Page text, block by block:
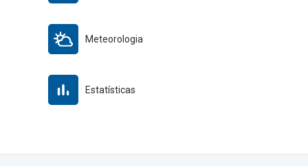
Meteorologia
Estatísticas